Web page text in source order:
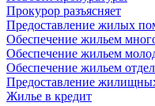
Прокурор разъясняет
Предоставление жилых
Обеспечение жильем
Обеспечение жильем
Обеспечение жильем
Предоставление
Жилье в кредит